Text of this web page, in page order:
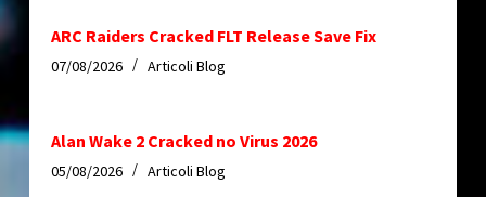
ARC Raiders Cracked FLT Release Save Fix
07/08/2026 Articoli Blog
Alan Wake 2 Cracked no Virus 2026
05/08/2026 Articoli Blog